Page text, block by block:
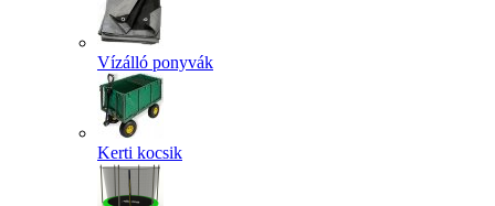
Vízálló ponyvák
Kerti kocsik